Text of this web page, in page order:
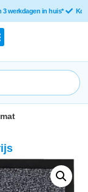
3 werkdagen in huis*